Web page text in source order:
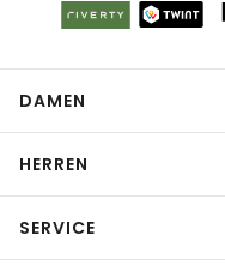
DAMEN
HERREN
SERVICE